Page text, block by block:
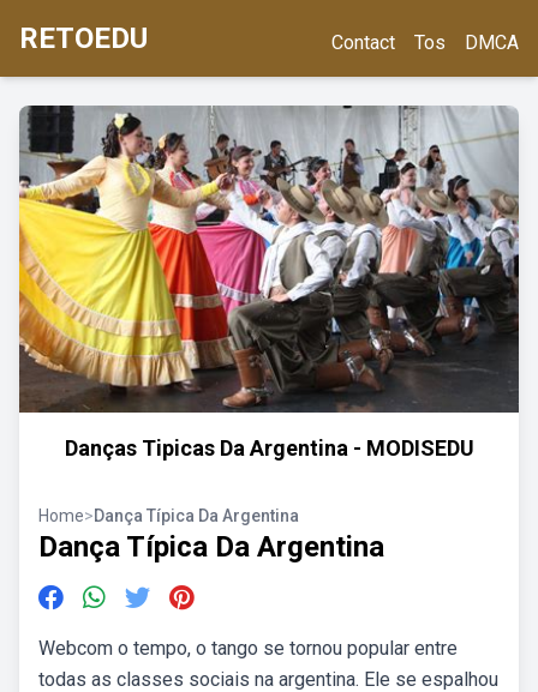
RETOEDU Contact Tos DMCA
Danças Tipicas Da Argentina - MODISEDU
Home>Dança Típica Da Argentina
Dança Típica Da Argentina
Webcom o tempo, o tango se tornou popular entre
todas as classes sociais na argentina. Ele se espalhou